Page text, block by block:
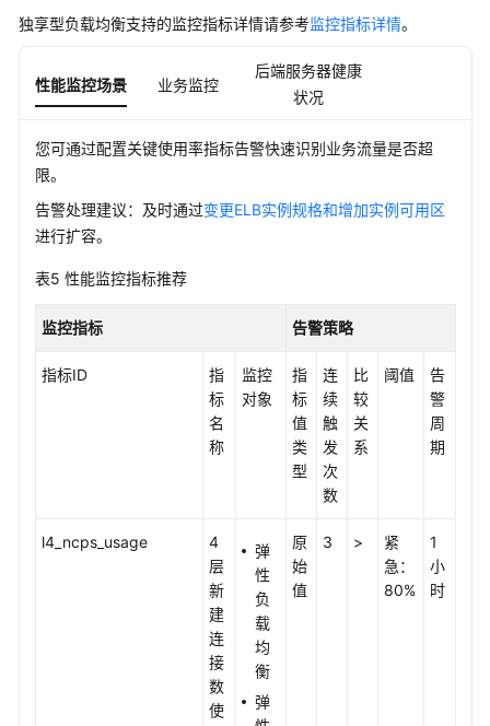
参
产
术
语
责
任
共
担
协
独享型负载均衡支持的监控指标详情请参考监控指标详情。
性能监控场景 业务监控
后端服务器健康
状况
您可通过配置关键使用率指标告警快速识别业务流量是否超
限。
告警处理建议：及时通过变更ELB实例规格和增加实例可用区
进行扩容。
表5 性能监控指标推荐
监控指标 告警策略
指标ID
指
标
名
称
监控
对象
指
标
值
类
型
连
续
触
发
次
数
比
较
关
系
阈值
告
警
周
期
l4_ncps_usage
4
层
新
建
连
接
数
使
弹
性
负
载
均
衡
弹
原
始
值
3 >
紧
急：
80%
1
小
时